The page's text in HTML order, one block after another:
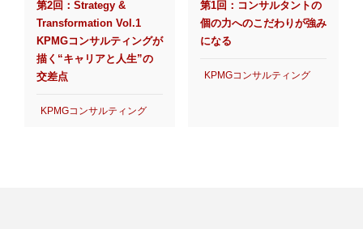
第2回：Strategy &
Transformation Vol.1
KPMGコンサルティングが
描く“キャリアと人生”の
交差点
KPMGコンサルティング
第1回：コンサルタントの
個の力へのこだわりが強み
になる
KPMGコンサルティング